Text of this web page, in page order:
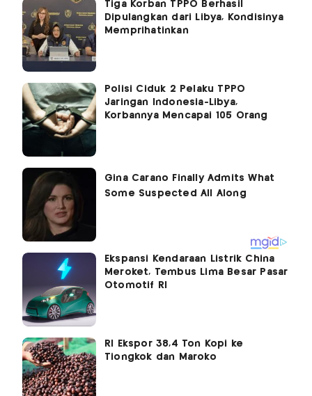
Tiga Korban TPPO Berhasil
Dipulangkan dari Libya, Kondisinya
Memprihatinkan
Polisi Ciduk 2 Pelaku TPPO
Jaringan Indonesia-Libya,
Korbannya Mencapai 105 Orang
Ekspansi Kendaraan Listrik China
Meroket, Tembus Lima Besar Pasar
Otomotif RI
RI Ekspor 38,4 Ton Kopi ke
Tiongkok dan Maroko